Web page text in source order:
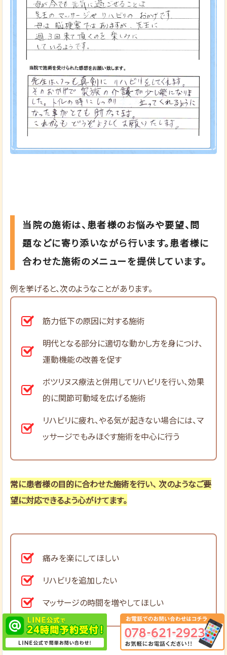
当院の施術は、患者様のお悩みや要望、問
題などに寄り添いながら行います。患者様に
合わせた施術のメニューを提供しています。
例を挙げると、次のようなことがあります。
筋力低下の原因に対する施術
明代となる部分に適切な動かし方を身につけ、
運動機能の改善を促す
ボツリヌス療法と併用してリハビリを行い、効果
的に関節可動域を広げる施術
リハビリに疲れ、やる気が起きない場合には、マ
ッサージでもみほぐす施術を中心に行う
常に患者様の目的に合わせた施術を行い、 次のようなご要
望に対応できるよう心がけてます。
痛みを楽にしてほしい
リハビリを追加したい
マッサージの時間を増やしてほしい